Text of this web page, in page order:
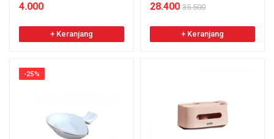
4.000
+ Keranjang
28.400 35.500
+ Keranjang
-25%